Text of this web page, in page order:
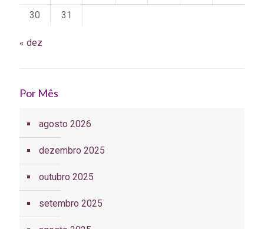
30
31
« dez
Por Mês
agosto 2026
dezembro 2025
outubro 2025
setembro 2025